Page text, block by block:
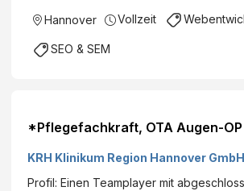
Hannover Vollzeit
SEO & SEM
*Pflegefachkraft, OTA Augen-
KRH Klinikum Region Hannover GmbH
Profil: Einen Teamplayer mit